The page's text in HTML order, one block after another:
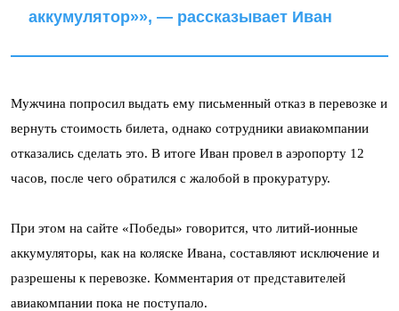
аккумулятор»», — рассказывает Иван
Мужчина попросил выдать ему письменный отказ в перевозке и
вернуть стоимость билета, однако сотрудники авиакомпании
отказались сделать это. В итоге Иван провел в аэропорту 12
часов, после чего обратился с жалобой в прокуратуру.
При этом на сайте «Победы» говорится, что литий-ионные
аккумуляторы, как на коляске Ивана, составляют исключение и
разрешены к перевозке. Комментария от представителей
авиакомпании пока не поступало.